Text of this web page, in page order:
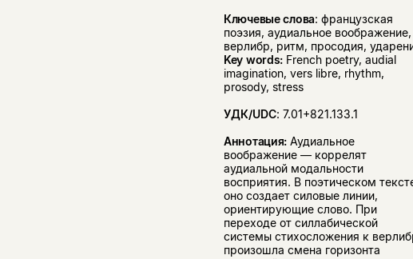
Ключевые слова: французская
поэзия, аудиальное воображение,
верлибр, ритм, просодия,
Key words: French poetry, audial
imagination, vers libre, rhythm,
prosody, stress
УДК/UDC: 7.01+821.133.1
Аннотация: Аудиальное
воображение — коррелят
аудиальной модальности
восприятия. В поэтическом
оно создает силовые линии,
ориентирующие слово. При
переходе от силлабической
системы стихосложения к
произошла смена горизонта